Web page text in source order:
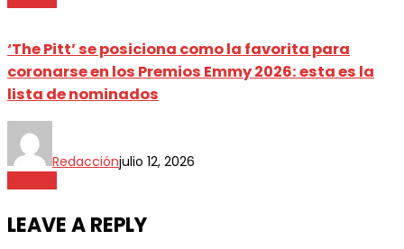
‘The Pitt’ se posiciona como la favorita para
coronarse en los Premios Emmy 2026: esta es la
lista de nominados
Redacciónjulio 12, 2026
LEAVE A REPLY